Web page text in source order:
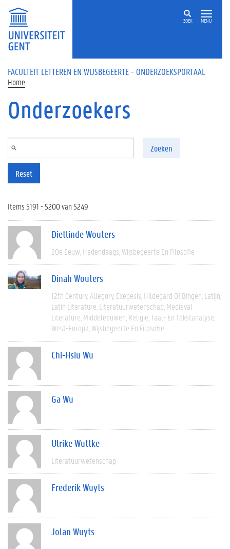
Overslaan en naar de inhoud gaan
ZOEK MENU
FACULTEIT LETTEREN EN WIJSBEGEERTE - ONDERZOEKSPORTAAL
Home
Onderzoekers
Zoeken
Reset
Items 5191 - 5200 van 5249
Dietlinde Wouters
20e Eeuw Hedendaags Wijsbegeerte En Filosofie
Dinah Wouters
12th Century Allegory Exegesis Hildegard Of Bingen Latijn
Latin Literature Literatuurwetenschap Medieval
Literature Middeleeuwen Religie Taal- En Tekstanalyse
West-Europa Wijsbegeerte En Filosofie
Chi-Hsiu Wu
Ga Wu
Ulrike Wuttke
Literatuurwetenschap
Frederik Wuyts
Jolan Wuyts